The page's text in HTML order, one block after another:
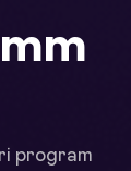
program